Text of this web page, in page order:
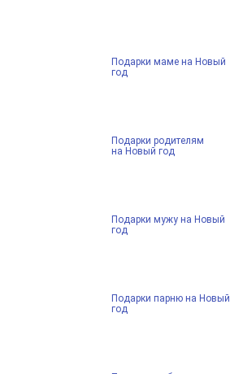
Подарки маме на Новый
год
Подарки родителям
на Новый год
Подарки мужу на Новый
год
Подарки парню на Новый
год